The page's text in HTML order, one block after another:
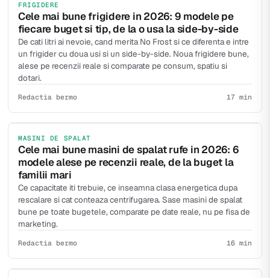
FRIGIDERE
Cele mai bune frigidere in 2026: 9 modele pe
fiecare buget si tip, de la o usa la side-by-side
De cati litri ai nevoie, cand merita No Frost si ce diferenta e intre
un frigider cu doua usi si un side-by-side. Noua frigidere bune,
alese pe recenzii reale si comparate pe consum, spatiu si
dotari.
Redactia bermo 17 min
MASINI DE SPALAT
Cele mai bune masini de spalat rufe in 2026: 6
modele alese pe recenzii reale, de la buget la
familii mari
Ce capacitate iti trebuie, ce inseamna clasa energetica dupa
rescalare si cat conteaza centrifugarea. Sase masini de spalat
bune pe toate bugetele, comparate pe date reale, nu pe fisa de
marketing.
Redactia bermo 16 min